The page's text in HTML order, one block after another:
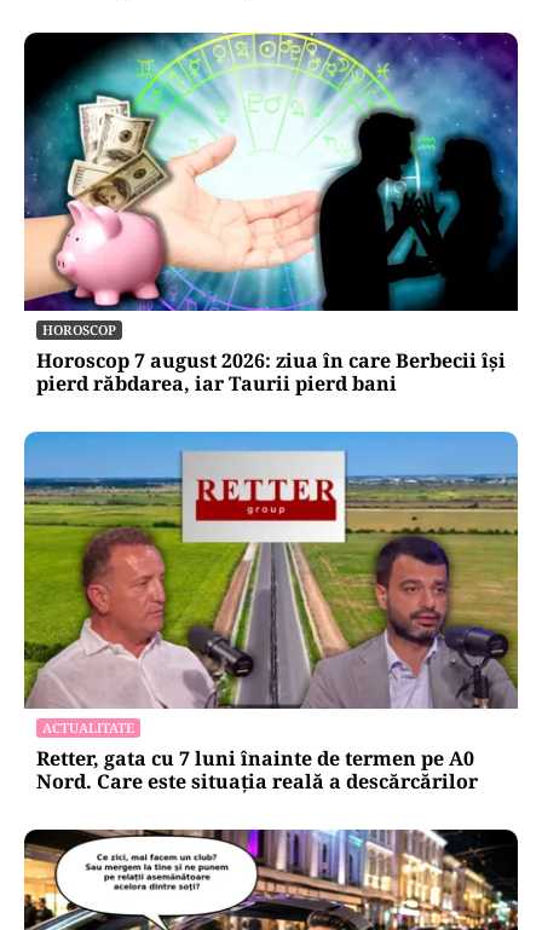
HOROSCOP
Horoscop 7 august 2026: ziua în care Berbecii își
pierd răbdarea, iar Taurii pierd bani
ACTUALITATE
Retter, gata cu 7 luni înainte de termen pe A0
Nord. Care este situația reală a descărcărilor